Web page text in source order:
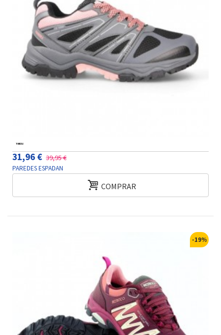
31,96 € 39,95 €
PAREDES ESPADAN
COMPRAR
-19%